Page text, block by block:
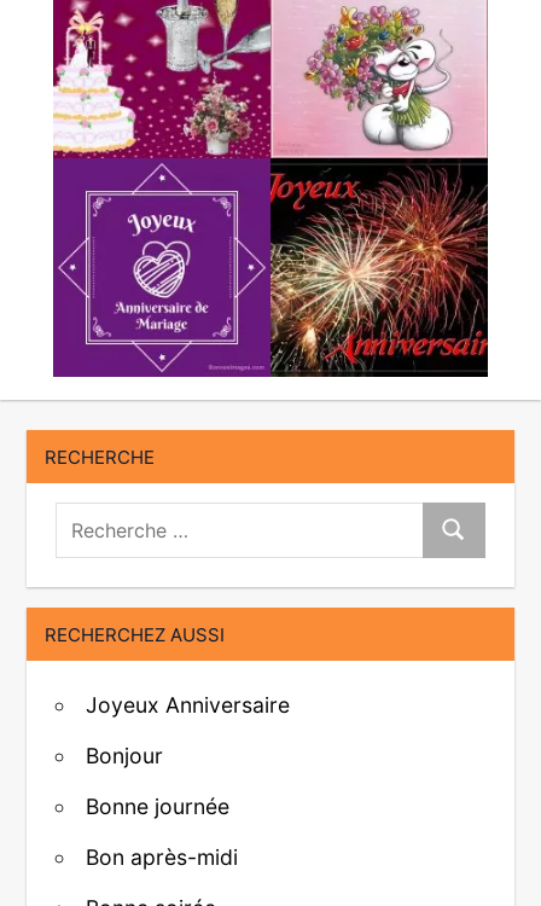
RECHERCHE
Recherche:
Recherche
RECHERCHEZ AUSSI
Joyeux Anniversaire
Bonjour
Bonne journée
Bon après-midi